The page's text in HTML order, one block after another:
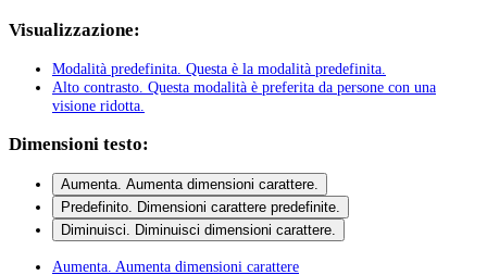
Visualizzazione:
Modalità predefinita . Questa è la modalità predefinita.
Alto contrasto . Questa modalità è preferita da persone con una
visione ridotta.
Dimensioni testo:
Aumenta. Aumenta dimensioni carattere.
Predefinito. Dimensioni carattere predefinite.
Diminuisci. Diminuisci dimensioni carattere.
Aumenta . Aumenta dimensioni carattere